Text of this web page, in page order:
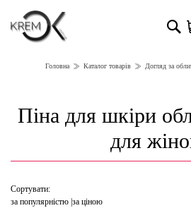
Головна Каталог товарів Догляд за
Піна для шкіри
для
Сортувати:
за популярністю за ціною